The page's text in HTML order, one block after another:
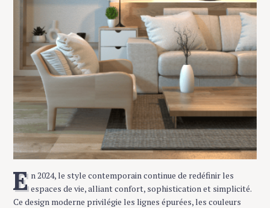
E n 2024, le style contemporain continue de redéfinir les
espaces de vie, alliant confort, sophistication et simplicité.
Ce design moderne privilégie les lignes épurées, les couleurs